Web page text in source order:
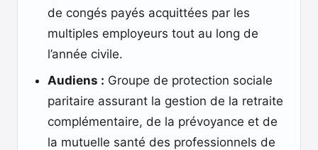
de congés payés acquittées par les
multiples employeurs tout au long de
l’année civile.
Audiens : Groupe de protection sociale
paritaire assurant la gestion de la retraite
complémentaire, de la prévoyance et de
la mutuelle santé des professionnels de